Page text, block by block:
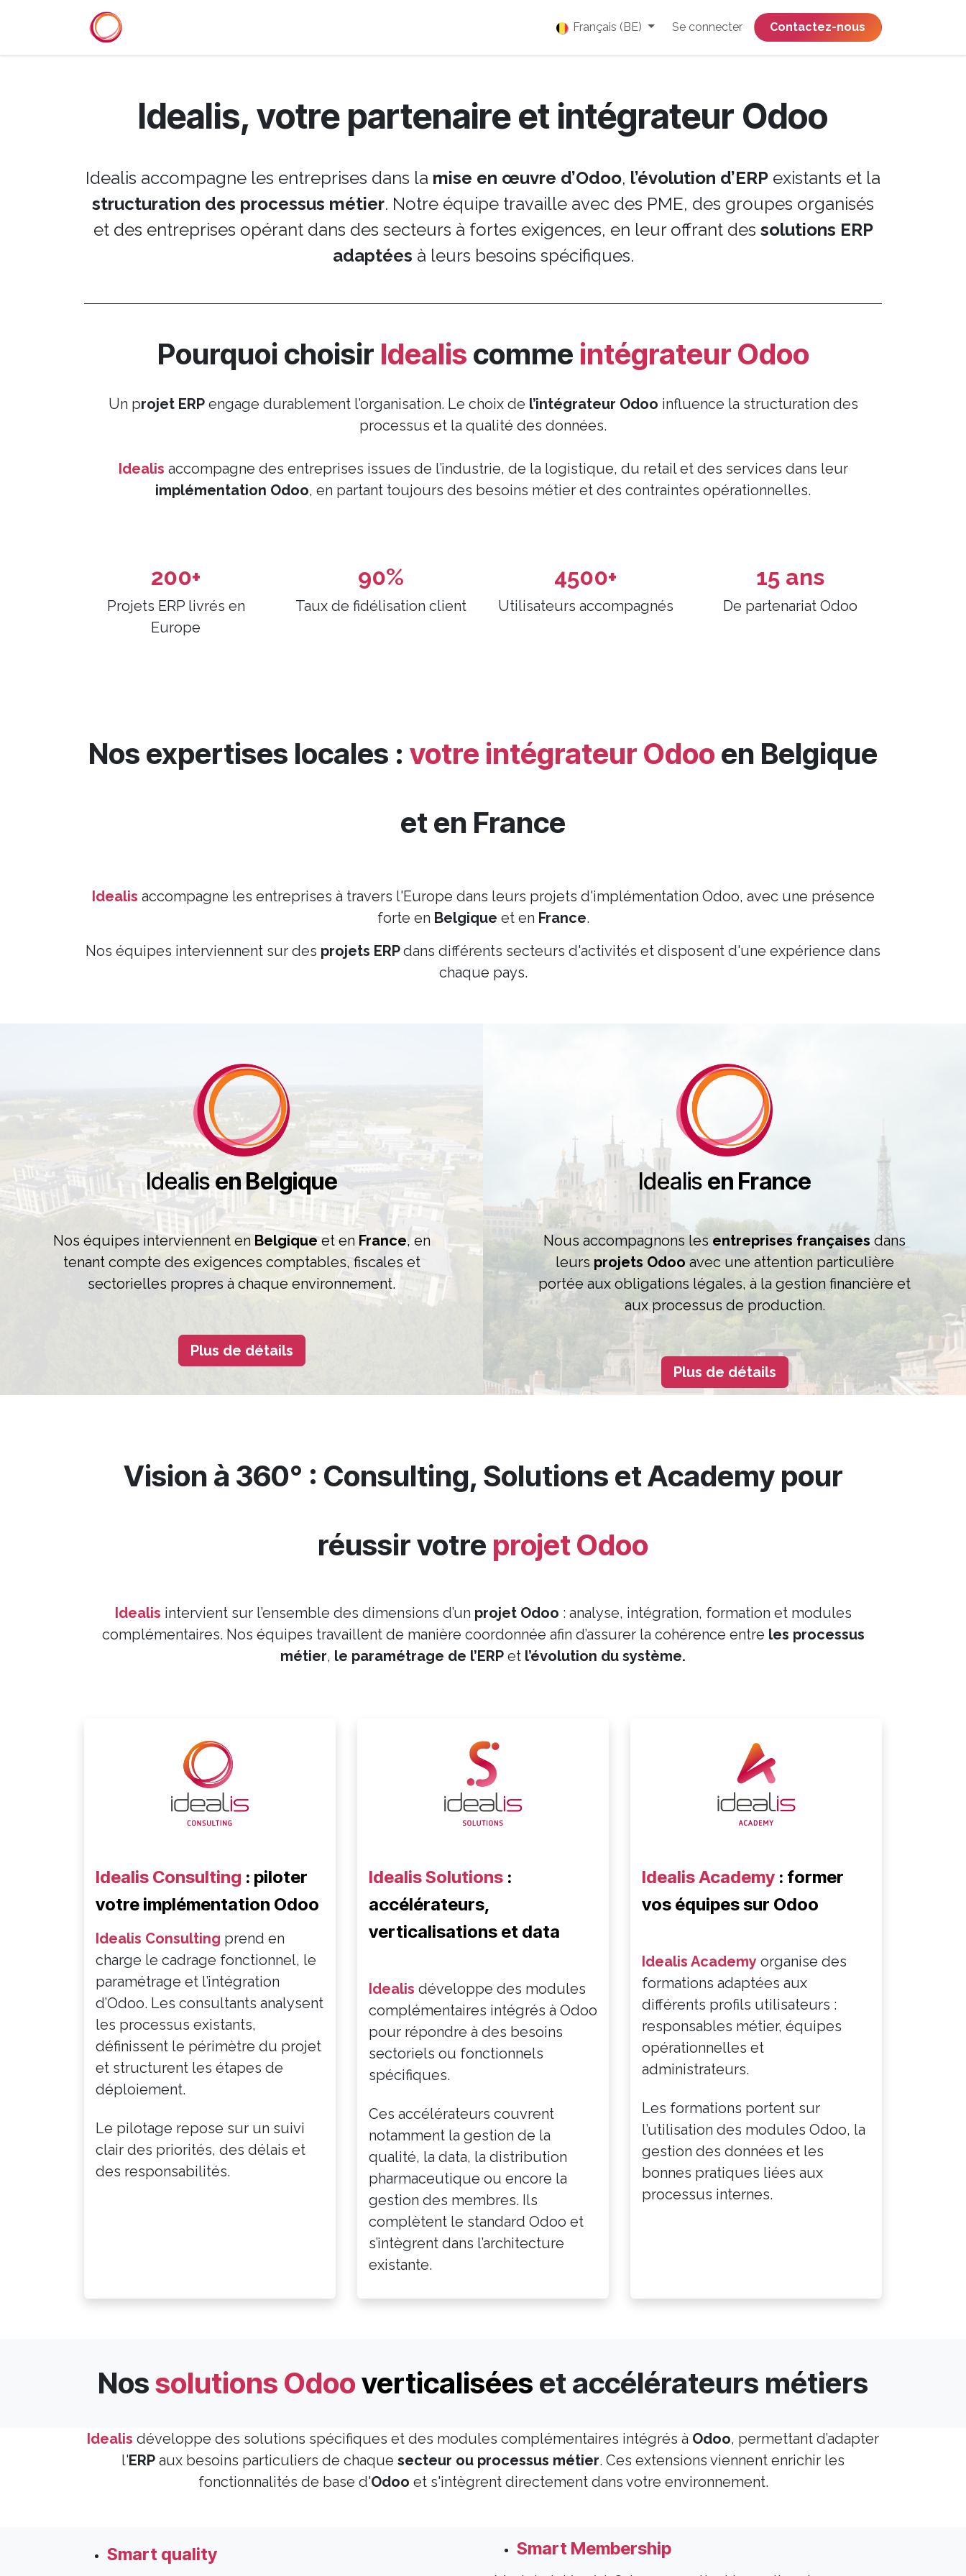
Français (BE) Se connecter ​​​​​​​​​​​​​​​​Contactez-nous
Idealis,votre partenaire et intégrateur Odoo
Idealis accompagne les entreprises dans la mise en œuvre d’Odoo, l’évolution d’ERP existants et la
structuration des processus métier. Notre équipe travaille avec des PME, des groupes organisés
et des entreprises opérant dans des secteurs à fortes exigences, en leur offrant des solutions ERP
adaptées à leurs besoins spécifiques.
Pourquoi choisir Idealis comme intégrateur Odoo
Un projet ERPengage durablement l’organisation. Le choix de l’intégrateur Odoo influence la structuration des
processus et la qualité des données.
Idealis accompagne des entreprises issues de l’industrie, de la logistique, du retail et des services dans leur
implémentation Odoo, en partant toujours des besoins métier et des contraintes opérationnelles.
200+
Projets ERP livrés en
Europe
90%
Taux de fidélisation client
4500+
Utilisateurs accompagnés
15 ans
De partenariat Odoo
Nos expertises locales : votre intégrateur Odooen Belgique
et en France
Idealis accompagne les entreprises à travers l'Europe dans leurs projets d'implémentation Odoo, avec une présence
forte en Belgique et en France.
Nos équipes interviennent sur des projets ERPdans différents secteurs d'activités et disposent d'une expérience dans
chaque pays.
Idealis en Belgique
Nos équipes interviennent en Belgiqueet en France, en
tenant compte des exigences comptables, fiscales et
sectorielles propres à chaque environnement.
Plus de détails
Idealis en France
Nous accompagnons les entreprises françaises dans
leursprojets Odoo avec une attention particulière
portée aux obligations légales, à la gestion financière et
aux processus de production.
Plus de détails
Vision à 360° : Consulting, Solutions et Academy pour
réussir votre projet Odoo
Idealis intervient sur l’ensemble des dimensions d’un projet Odoo : analyse, intégration, formation et modules
complémentaires. Nos équipes travaillent de manière coordonnée afin d’assurer la cohérence entre les processus
métier, le paramétrage de l’ERP et l’évolution du système.
Idealis Consulting : piloter
votre implémentation Odoo
Idealis Consulting prend en
charge le cadrage fonctionnel, le
paramétrage et l’intégration
d’Odoo. Les consultants analysent
les processus existants,
définissent le périmètre du projet
et structurent les étapes de
déploiement.
Le pilotage repose sur un suivi
clair des priorités, des délais et
des responsabilités.
Idealis Solutions :
accélérateurs,
verticalisations et data
Idealis développe des modules
complémentaires intégrés à Odoo
pour répondre à des besoins
sectoriels ou fonctionnels
spécifiques.
Ces accélérateurs couvrent
notamment la gestion de la
qualité, la data, la distribution
pharmaceutique ou encore la
gestion des membres. Ils
complètent le standard Odoo et
s’intègrent dans l’architecture
existante.
Idealis Academy : former
vos équipes sur Odoo
Idealis Academy organise des
formations adaptées aux
différents profils utilisateurs :
responsables métier, équipes
opérationnelles et
administrateurs.
Les formations portent sur
l’utilisation des modules Odoo, la
gestion des données et les
bonnes pratiques liées aux
processus internes.
Nossolutions Odooverticalisées et accélérateurs métiers​
Idealis développe des solutions spécifiques et des modules complémentaires intégrés à Odoo, permettant d’adapter
l'ERP aux besoins particuliers de chaque secteur ou processus métier. Ces extensions viennent enrichir les
fonctionnalités de base d'Odoo et s'intègrent directement dans votre environnement.
Smart quality Smart Membership​